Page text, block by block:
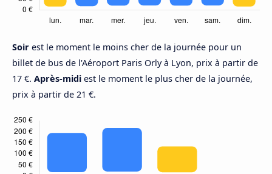
Soir est le moment le moins cher de la journée pour un
billet de bus de l'Aéroport Paris Orly à Lyon, prix à partir de
17 €. Après-midi est le moment le plus cher de la journée,
prix à partir de 21 €.